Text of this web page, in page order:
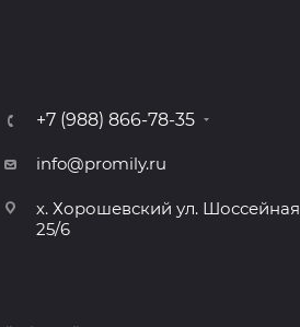
+7 (988) 866-78-35
info@promily.ru
х. Хорошевский ул. Шоссейная
25/6